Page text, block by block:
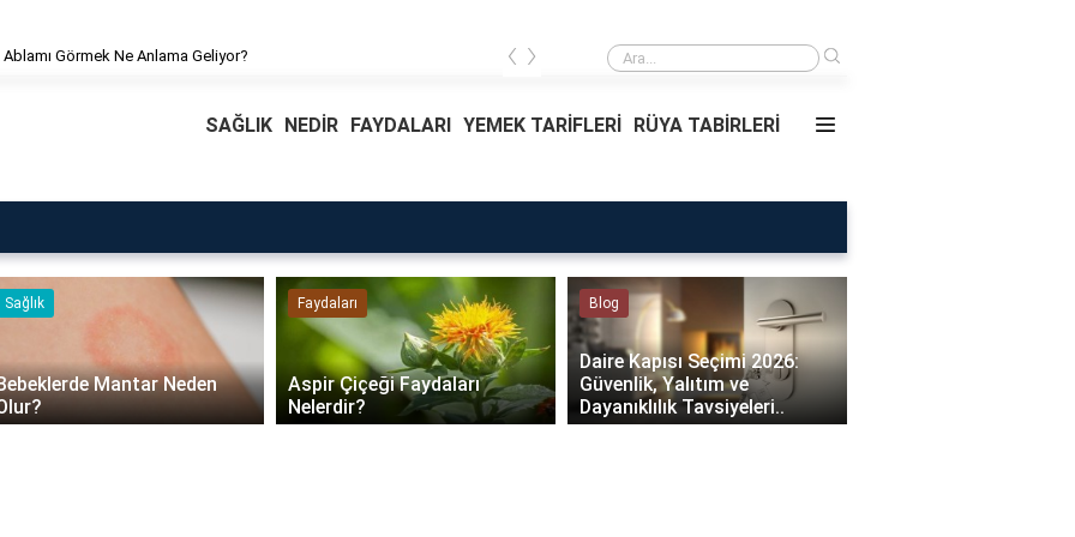
Görmek Ne Anlama Geliyor? Rüyada Ablamı Görmek Ne Anlama Geliyor?
‹ ›
SAĞLIK NEDİR FAYDALARI YEMEK TARİFLERİ RÜYA TABİRLERİ
Sağlık
Mantar Neden
Faydaları
Aspir Çiçeği Faydaları
Nelerdir?
Blog
Daire Kapısı Seçimi 2026:
Güvenlik, Yalıtım ve
Dayanıklılık Tavsiyeleri..